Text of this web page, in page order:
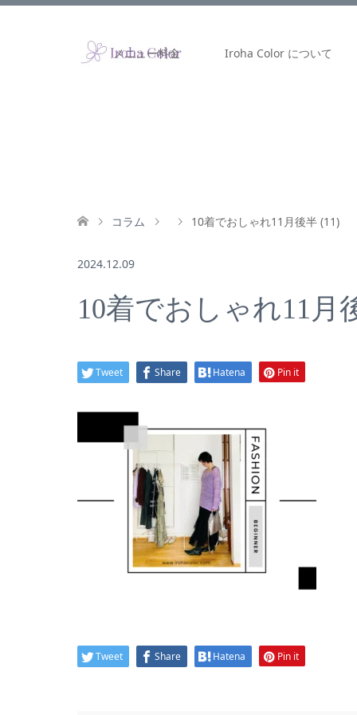
メニュー料金 Iroha Color について
コラム 10着でおしゃれ11月後半 (11)
2024.12.09
10着でおしゃれ11月
Tweet Share Hatena Pin it
Tweet Share Hatena Pin it